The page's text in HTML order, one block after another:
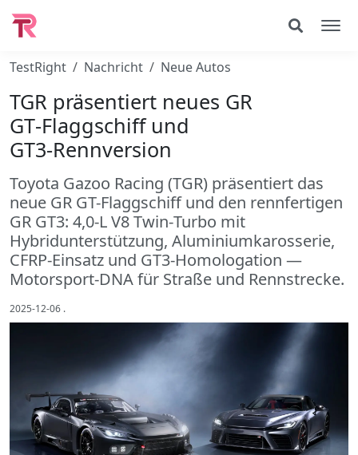
TestRight Nachricht Neue Autos
TGR präsentiert neues GR
GT‑Flaggschiff und
GT3‑Rennversion
Toyota Gazoo Racing (TGR) präsentiert das
neue GR GT-Flaggschiff und den rennfertigen
GR GT3: 4,0‑L V8 Twin‑Turbo mit
Hybridunterstützung, Aluminiumkarosserie,
CFRP-Einsatz und GT3-Homologation —
Motorsport‑DNA für Straße und Rennstrecke.
2025-12-06 .